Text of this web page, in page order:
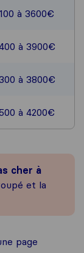
à 3600€
à 3900€
à 3800€
à 4200€
cher à
et la
page